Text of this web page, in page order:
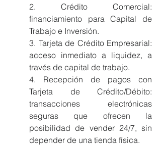
2. Crédito Comercial:
financiamiento para Capital de
Trabajo e Inversión.
3. Tarjeta de Crédito Empresarial:
acceso inmediato a liquidez, a
través de capital de trabajo.
4. Recepción de pagos con
Tarjeta de Crédito/Débito:
transacciones electrónicas
seguras que ofrecen la
posibilidad de vender 24/7, sin
depender de una tienda física.